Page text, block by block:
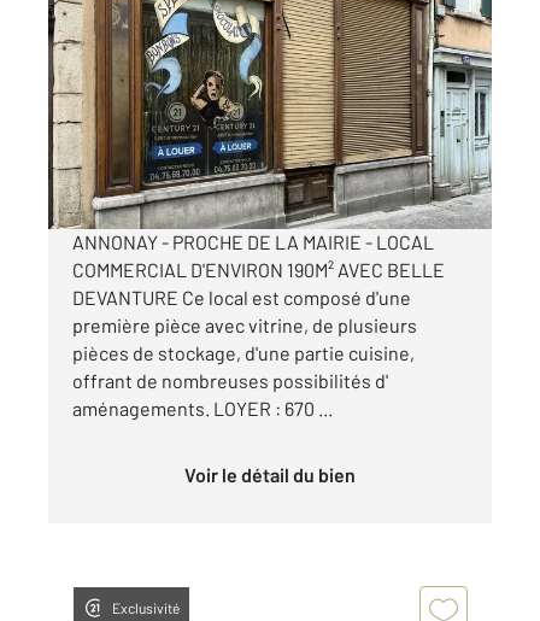
ANNONAY 07
192 m2, 3 pièces
Ref : 3512
Appartement Local à louer
690 €
par mois charges comprises
ANNONAY - PROCHE DE LA MAIRIE - LOCAL
COMMERCIAL D'ENVIRON 190M² AVEC BELLE
DEVANTURE Ce local est composé d'une
première pièce avec vitrine, de plusieurs
pièces de stockage, d'une partie cuisine,
offrant de nombreuses possibilités d'
aménagements. LOYER : 670 ...
Voir le détail du bien
Exclusivité